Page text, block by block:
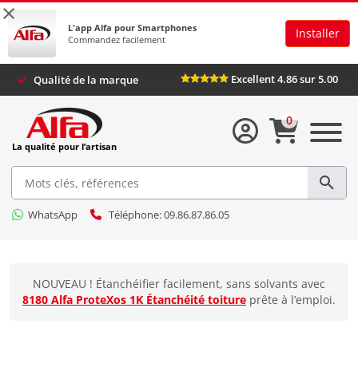
×
L'app Alfa pour Smartphones
Commandez facilement
Installer
Qualité de la marque Excellent 4.86 sur 5.00
La qualité pour l’artisan
WhatsApp Téléphone: 09.86.87.86.05
0
NOUVEAU ! Étanchéifier facilement, sans solvants avec
8180 Alfa ProteXos 1K Étanchéité toiture prête à l’emploi.